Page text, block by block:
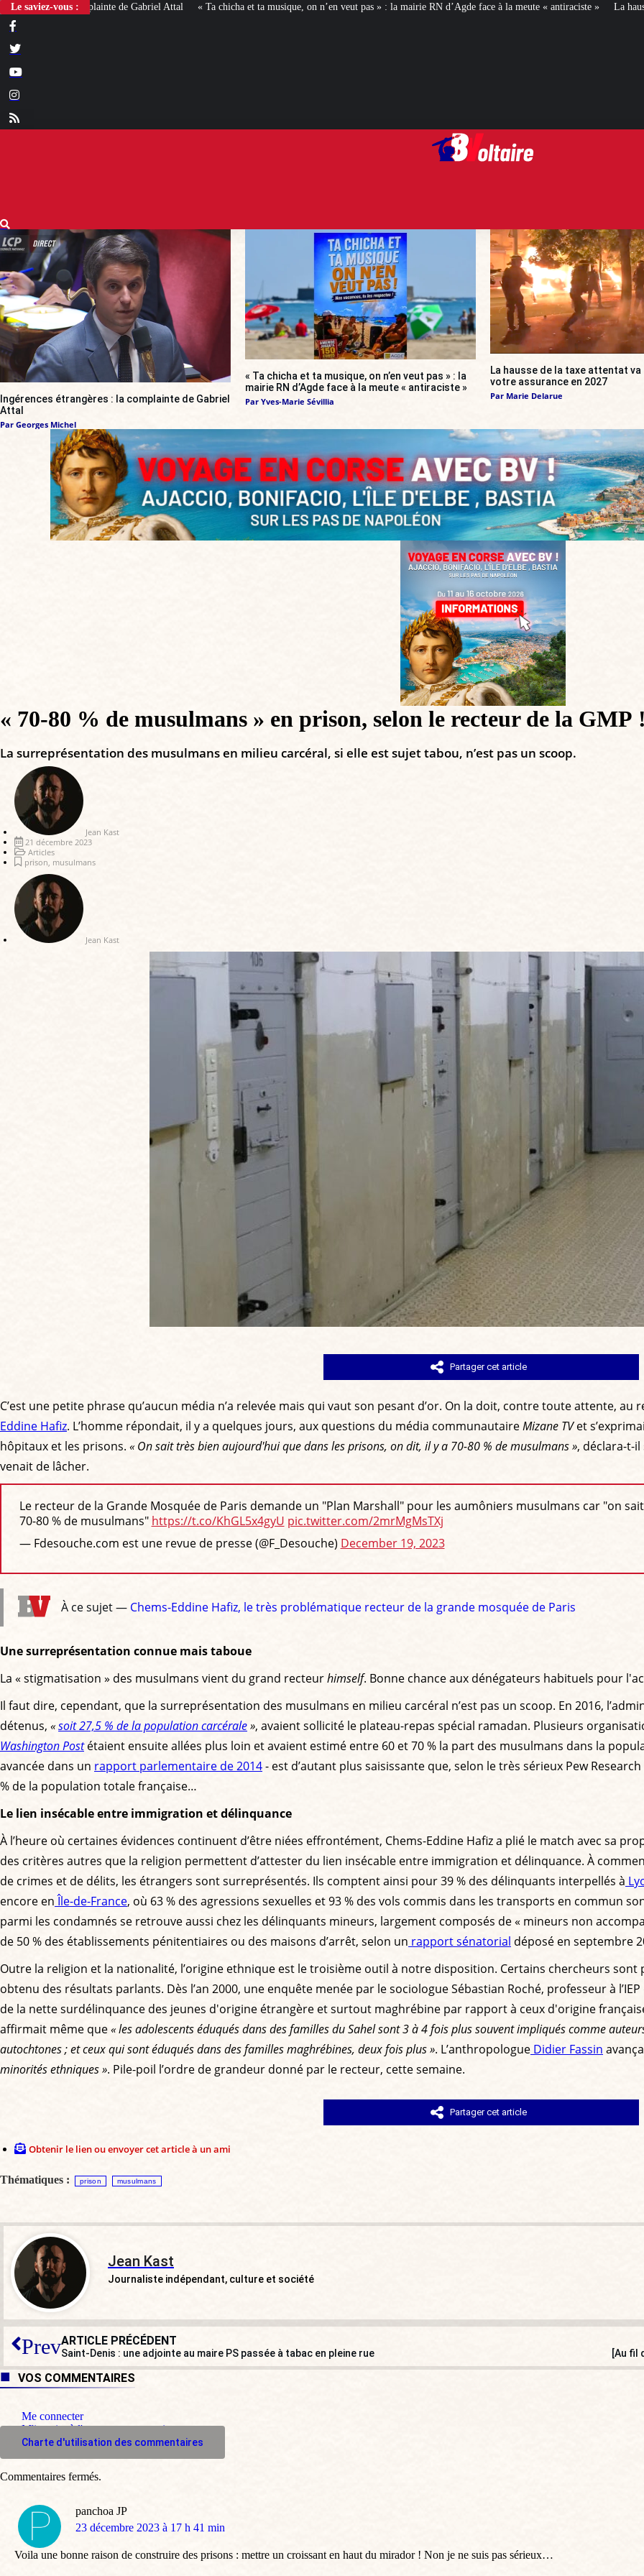
Le saviez-vous : « Ta chicha et ta musique, on n’en veut pas » : la mairie RN d’Agde face à la meute « antiraciste » La hausse de la taxe attentat va
Ingérences étrangères : la complainte de Gabriel
Attal
Par Georges Michel
« Ta chicha et ta musique, on n’en veut pas » : la
mairie RN d’Agde face à la meute « antiraciste »
Par Yves-Marie Sévillia
La hausse de la taxe attentat
votre assurance en 2027
Par Marie Delarue
« 70-80 % de musulmans » en prison, selon le recteur de la GMP
La surreprésentation des musulmans en milieu carcéral, si elle est sujet tabou, n’est pas un scoop.
Jean Kast
21 décembre 2023
Articles
prison musulmans
Jean Kast
Partager cet article
C’est une petite phrase qu’aucun média n’a relevée mais qui vaut son pesant d’or. On la doit, contre toute attente, au
Eddine Hafiz. L’homme répondait, il y a quelques jours, aux questions du média communautaireMizane TVet
hôpitaux et les prisons. « On sait très bien aujourd'hui que dans les prisons, on dit, il y a 70-80 % de musulmans », déclara-t-
venait de lâcher.
Le recteur de la Grande Mosquée de Paris demande un "Plan Marshall" pour les aumôniers musulmans car "on
70-80 % de musulmans" https://t.co/KhGL5x4gyU pic.twitter.com/2mrMgMsTXj
— Fdesouche.com est une revue de presse (@F_Desouche) December 19, 2023
À ce sujet — Chems-Eddine Hafiz, le très problématique recteur de la grande mosquée de Paris
Une surreprésentation connue mais taboue
La « stigmatisation » des musulmans vient du grand recteurhimself. Bonne chance aux dénégateurs habituels pour
Il faut dire, cependant, que la surreprésentation des musulmans en milieu carcéral n’est pas un scoop. En 2016,
détenus, «soit 27,5 % de la population carcérale», avaient sollicité le plateau-repas spécial ramadan. Plusieurs
Washington Postétaient ensuite allées plus loin et avaient estimé entre 60 et 70 % la part des musulmans dans la
avancée dans un rapport parlementaire de 2014- est d’autant plus saisissante que, selon le très sérieux Pew
% de la population totale française…
Le lien insécable entre immigration et délinquance
À l’heure où certaines évidences continuent d’être niées effrontément, Chems-Eddine Hafiz a plié le match avec sa
des critères autres que la religion permettent d’attester du lien insécable entre immigration et délinquance. À
de crimes et de délits, les étrangers sont surreprésentés. Ils comptent ainsi pour 39 % des délinquants interpellés à
encore enÎle-de-France, où 63 % des agressions sexuelles et 93 % des vols commis dans les transports en commun
parmi les condamnés se retrouve aussi chez les délinquants mineurs, largement composés de « mineurs non
de 50 % des établissements pénitentiaires ou des maisons d’arrêt, selon un rapport sénatorial déposé en septembre
Outre la religion et la nationalité, l’origine ethnique est le troisième outil à notre disposition. Certains chercheurs
obtenu des résultats parlants. Dès l’an 2000, une enquête menée par le sociologue Sébastian Roché, professeur à
de la nette surdélinquance des jeunes d'origine étrangère et surtout maghrébine par rapport à ceux d'origine
affirmait même que« les adolescents éduqués dans des familles du Sahel sont 3 à 4 fois plus souvent impliqués comme
autochtones ; et ceux qui sont éduqués dans des familles maghrébines, deux fois plus ». L’anthropologue Didier Fassin
minorités ethniques ». Pile-poil l’ordre de grandeur donné par le recteur, cette semaine.
Partager cet article
Obtenir le lien ou envoyer cet article à un ami
Thématiques : prison musulmans
Jean Kast
Journaliste indépendant, culture et société
PrevARTICLE PRÉCÉDENT
Saint-Denis : une adjointe au maire PS passée à tabac en pleine rue [Au fil
VOS COMMENTAIRES
Me connecter
M'inscrire à l'espace commentaire
Charte d'utilisation des commentaires
panchoa JP
dit
23 décembre 2023 à 17 h 41 min
Voila une bonne raison de construire des prisons : mettre un croissant en haut du mirador ! Non je ne suis pas sérieux…
Commentaires fermés.